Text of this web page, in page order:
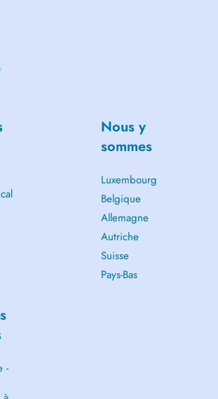
Nous y
sommes
Luxembourg
Belgique
Allemagne
Autriche
Suisse
Pays-Bas
-